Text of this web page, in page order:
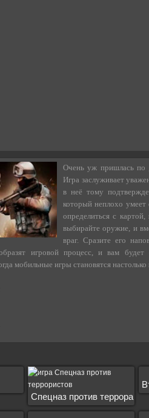
Очень уж пришлась по
Игра заслуживает
в неё тому
который неплохо умеет
определиться с
выбирайте оружие, и
враг. Сразите его
игровой процесс, и вам
мобильные игры становятся
Спецназ против террора